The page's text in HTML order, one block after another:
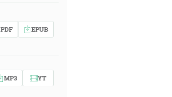
PDF EPUB
MP3 YT